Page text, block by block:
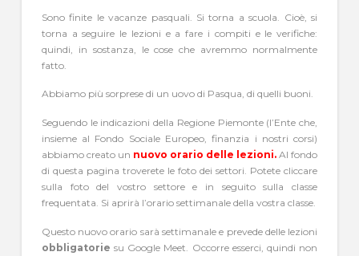
Sono finite le vacanze pasquali. Si torna a scuola. Cioè, si
torna a seguire le lezioni e a fare i compiti e le verifiche:
quindi, in sostanza, le cose che avremmo normalmente
fatto.
Abbiamo più sorprese di un uovo di Pasqua, di quelli buoni.
Seguendo le indicazioni della Regione Piemonte (l’Ente che,
insieme al Fondo Sociale Europeo, finanzia i nostri corsi)
abbiamo creato un nuovo orario delle lezioni. Al fondo
di questa pagina troverete le foto dei settori. Potete cliccare
sulla foto del vostro settore e in seguito sulla classe
frequentata. Si aprirà l’orario settimanale della vostra classe.
Questo nuovo orario sarà settimanale e prevede delle lezioni
obbligatorie su Google Meet. Occorre esserci, quindi non